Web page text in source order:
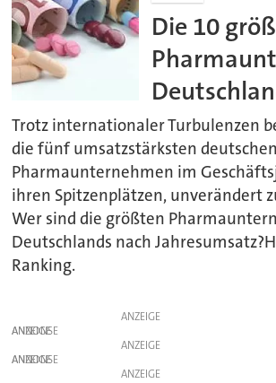
Die 10
Trotz internationaler Turbulenzen
die fünf umsatzstärksten deutschen
Pharmaunternehmen im
ihren Spitzenplätzen, unverändert
Wer sind die größten
Deutschlands nach
Ranking.
ANZEIGE
ANZEIGE
ANZEIGE
ANZEIGE
ANZEIGE